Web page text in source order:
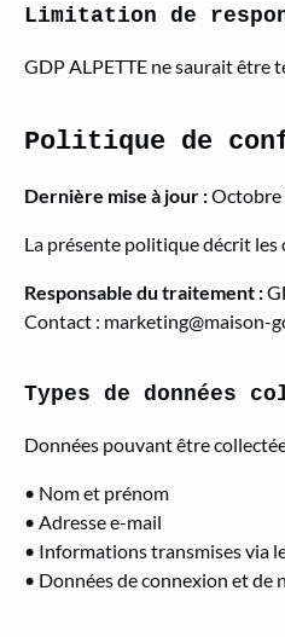
Limitation de
GDP ALPETTE ne saurait être
Politique de
Dernière mise à jour :Octobre
La présente politique décrit les
Responsable du traitement :
Contact : marketing@maison-
Types de données
Données pouvant être
• Nom et prénom
• Adresse e-mail
• Informations transmises via
• Données de connexion et de